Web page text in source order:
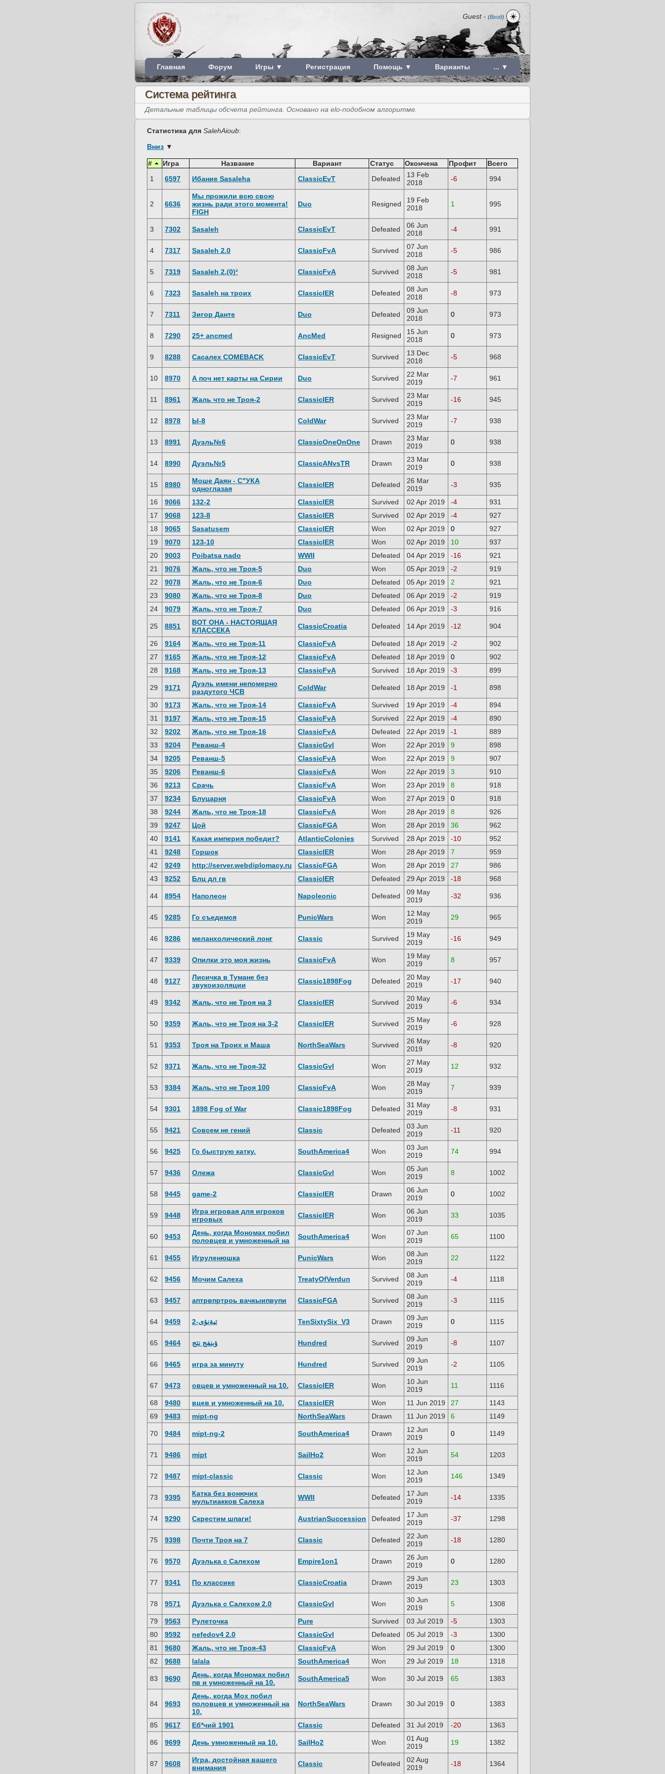
Guest- (Вход) ☀️
Главная Форум Игры ▼ Регистрация Помощь ▼ Варианты ... ▼
Система рейтинга
Детальные таблицы обсчета рейтинга. Основано на elo-подобном алгоритме.
Статистика для SalehAioub:
Вниз ▼
# Игра Название Вариант Статус Окончена Профит
Всего
1
6597 Ибание Sasaleha ClassicEvT Defeated
13 Feb
2018
-6 994
2 6636
Мы прожили всю свою
жизнь ради этого момента!
FIGH
Duo Resigned
19 Feb
2018
1 995
3 7302 Sasaleh ClassicEvT Defeated
06 Jun
2018
-4 991
4 7317 Sasaleh 2.0 ClassicFvA Survived
07 Jun
2018
-5 986
5 7319 Sasaleh 2.(0)² ClassicFvA Survived
08 Jun
2018
-5 981
6 7323 Sasaleh на троих ClassicIER Defeated
08 Jun
2018
-8 973
7 7311 Зигор Данте Duo Defeated
09 Jun
2018
0 973
8 7290 25+ ancmed AncMed Resigned
15 Jun
2018
0 973
9 8288 Сасалех COMEBACK ClassicEvT Survived
13 Dec
2018
-5 968
10 8970 А поч нет карты на Сирии Duo Survived
22 Mar
2019
-7 961
11 8961 Жаль что не Троя-2 ClassicIER Survived
23 Mar
2019
-16 945
12 8978 Ы-8 ColdWar Survived
23 Mar
2019
-7 938
13 8991 Дуэль№6 ClassicOneOnOne Drawn
23 Mar
2019
0 938
14 8990 Дуэль№5 ClassicANvsTR Drawn
23 Mar
2019
0 938
15 8980
Моше Даян - С"УКА
одноглазая
ClassicIER Defeated
26 Mar
2019
-3 935
16 9066 132-2 ClassicIER Survived 02 Apr 2019 -4
931
17
9068 123-8 ClassicIER Survived 02 Apr 2019 -4
927
18
9065 Sasatusem ClassicIER Won 02 Apr 2019 0
927
19
9070 123-10 ClassicIER Won 02 Apr 2019 10
937
20
9003 Poibatsa nado WWII Defeated 04 Apr 2019 -16
921
21
9076 Жаль, что не Троя-5 Duo Won 05 Apr 2019 -2
919
22
9078 Жаль, что не Троя-6 Duo Defeated 05 Apr 2019 2
921
23
9080 Жаль, что не Троя-8 Duo Defeated 06 Apr 2019 -2
919
24
9079 Жаль, что не Троя-7 Duo Defeated 06 Apr 2019 -3 916
25 8851
ВОТ ОНА - НАСТОЯЩАЯ
КЛАССЕКА
ClassicCroatia Defeated 14 Apr 2019 -12 904
26 9164 Жаль, что не Троя-11 ClassicFvA Defeated 18 Apr 2019 -2
902
27
9165 Жаль, что не Троя-12 ClassicFvA Defeated 18 Apr 2019 0
902
28
9168 Жаль, что не Троя-13 ClassicFvA Survived 18 Apr 2019 -3 899
29 9171
Дуэль имени непомерно
раздутого ЧСВ
ColdWar Defeated 18 Apr 2019 -1 898
30 9173 Жаль, что не Троя-14 ClassicFvA Survived 19 Apr 2019 -4
894
31
9197 Жаль, что не Троя-15 ClassicFvA Survived 22 Apr 2019 -4
890
32
9202 Жаль, что не Троя-16 ClassicFvA Defeated 22 Apr 2019 -1
889
33
9204 Реванш-4 ClassicGvI Won 22 Apr 2019 9
898
34
9205 Реванш-5 ClassicFvA Won 22 Apr 2019 9
907
35
9206 Реванш-6 ClassicFvA Won 22 Apr 2019 3
910
36
9213 Срачь ClassicFvA Won 23 Apr 2019 8
918
37
9234 Блуцарня ClassicFvA Won 27 Apr 2019 0
918
38
9244 Жаль, что не Троя-18 ClassicFvA Won 28 Apr 2019 8
926
39
9247 Цой ClassicFGA Won 28 Apr 2019 36
962
40
9141 Какая империя победит? AtlanticColonies Survived 28 Apr 2019 -10
952
41
9248 Горшок ClassicIER Won 28 Apr 2019 7
959
42
9249 http://server.webdiplomacy.ru ClassicFGA Won 28 Apr 2019 27
986
43
9252 Блц дл гв ClassicIER Defeated 29 Apr 2019 -18 968
44 8954 Наполеон Napoleonic Defeated
09 May
2019
-32 936
45 9285 Го съедимся PunicWars Won
12 May
2019
29 965
46 9286 меланхолический лонг Classic Survived
19 May
2019
-16 949
47 9339 Опилки это моя жизнь ClassicFvA Won
19 May
2019
8 957
48 9127
Лисичка в Тумане без
звукоизоляции
Classic1898Fog Defeated
20 May
2019
-17 940
49 9342 Жаль, что не Троя на 3 ClassicIER Survived
20 May
2019
-6 934
50 9359 Жаль, что не Троя на 3-2 ClassicIER Survived
25 May
2019
-6 928
51 9353 Троя на Троих и Маша NorthSeaWars Survived
26 May
2019
-8 920
52 9371 Жаль, что не Троя-32 ClassicGvI Won
27 May
2019
12 932
53 9384 Жаль, что не Троя 100 ClassicFvA Won
28 May
2019
7 939
54 9301 1898 Fog of War Classic1898Fog Defeated
31 May
2019
-8 931
55 9421 Совсем не гений Classic Defeated
03 Jun
2019
-11 920
56 9425 Го быструю катку. SouthAmerica4 Won
03 Jun
2019
74 994
57 9436 Олежа ClassicGvI Won
05 Jun
2019
8 1002
58 9445 game-2 ClassicIER Drawn
06 Jun
2019
0 1002
59 9448
Игра игровая для игроков
игровых
ClassicIER Won
06 Jun
2019
33 1035
60 9453
День, когда Мономах побил
половцев и умноженный на
SouthAmerica4 Won
07 Jun
2019
65 1100
61 9455 Игруленюшка PunicWars Won
08 Jun
2019
22 1122
62 9456 Мочим Салеха TreatyOfVerdun Survived
08 Jun
2019
-4 1118
63 9457 аптрвпртроь вачкыипвупи ClassicFGA Survived
08 Jun
2019
-3 1115
64 9459 تيةنؤى-2 TenSixtySix_V3 Drawn
09 Jun
2019
0 1115
65 9464 ؤبنفج نتج Hundred Survived
09 Jun
2019
-8 1107
66 9465 игра за минуту Hundred Survived
09 Jun
2019
-2 1105
67 9473 овцев и умноженный на 10. ClassicIER Won
10 Jun
2019
11 1116
68 9480 вцев и умноженный на 10. ClassicIER Won 11 Jun 2019 27
1143
69
9483 mipt-ng NorthSeaWars Drawn 11 Jun 2019 6 1149
70 9484 mipt-ng-2 SouthAmerica4 Drawn
12 Jun
2019
0 1149
71 9486 mipt SailHo2 Won
12 Jun
2019
54 1203
72 9487 mipt-classic Classic Won
12 Jun
2019
146 1349
73 9395
Катка без вонючих
мультиакков Салеха
WWII Defeated
17 Jun
2019
-14 1335
74 9290 Скрестим шпаги! AustrianSuccession Defeated
17 Jun
2019
-37 1298
75 9398 Почти Троя на 7 Classic Defeated
22 Jun
2019
-18 1280
76 9570 Дуэлька с Салехом Empire1on1 Drawn
26 Jun
2019
0 1280
77 9341 По классике ClassicCroatia Drawn
29 Jun
2019
23 1303
78 9571 Дуэлька с Салехом 2.0 ClassicGvI Won
30 Jun
2019
5 1308
79 9563 Рулеточка Pure Survived 03 Jul 2019 -5
1303
80
9592 nefedov4 2.0 ClassicGvI Defeated 05 Jul 2019 -3
1300
81
9680 Жаль, что не Троя-43 ClassicFvA Won 29 Jul 2019 0
1300
82
9688 lalala SouthAmerica4 Won 29 Jul 2019 18 1318
83 9690
День, когда Мономах побил
пв и умноженный на 10.
SouthAmerica5 Won 30 Jul 2019 65 1383
84 9693
День, когда Мох побил
половцев и умноженный на
10.
NorthSeaWars Drawn 30 Jul 2019 0 1383
85 9617 Еб*чий 1901 Classic Defeated 31 Jul 2019 -20 1363
86 9699 День умноженный на 10. SailHo2 Won
01 Aug
2019
19 1382
87 9608
Игра, достойная вашего
внимания
Classic Defeated
02 Aug
2019
-18 1364